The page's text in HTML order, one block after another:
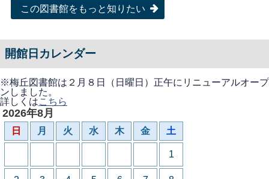
この図書館をもっと知りたい
開館日カレンダー
※梅丘図書館は２月８日（日曜日）正午にリニューアルオープ
ンしました。
詳しくはこちら
2026年8月
日 月 火 水 木 金 土
1